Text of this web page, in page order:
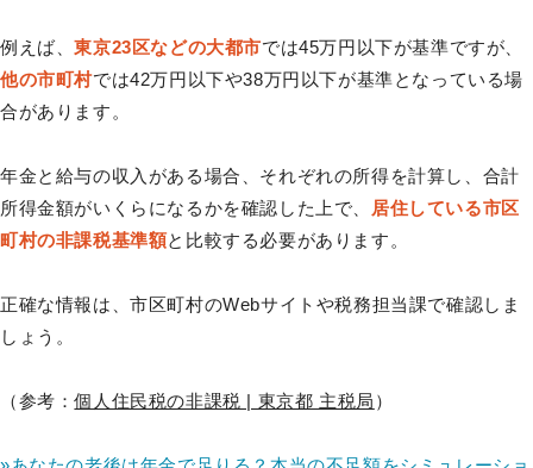
例えば、東京23区などの大都市では45万円以下が基準ですが、
他の市町村では42万円以下や38万円以下が基準となっている場
合があります。
年金と給与の収入がある場合、それぞれの所得を計算し、合計
所得金額がいくらになるかを確認した上で、
居住している市区
町村の非課税基準額と比較する必要があります。
正確な情報は、市区町村のWebサイトや税務担当課で確認しま
しょう。
（参考：個人住民税の非課税 | 東京都 主税局 ）